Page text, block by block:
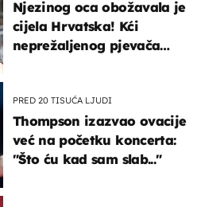
Njezinog oca obožavala je
cijela Hrvatska! Kći
neprežaljenog pjevača
PRED 20 TISUĆA LJUDI
Thompson izazvao ovacije
već na početku koncerta:
"Što ću kad sam slab..."